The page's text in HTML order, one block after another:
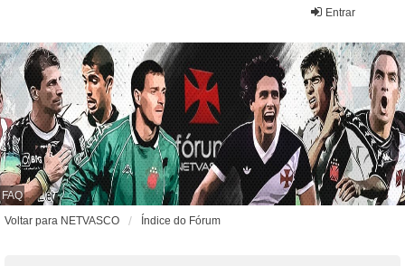
Entrar
FAQ
Voltar para NETVASCO
Índice do Fórum